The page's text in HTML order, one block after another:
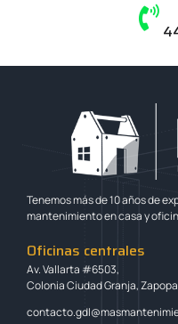
Tenemos más de 10 años de
mantenimiento en casa y
Oficinas centrales
Av. Vallarta #6503,
Colonia Ciudad Granja,